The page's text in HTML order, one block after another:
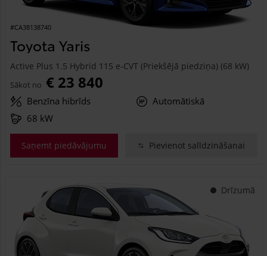
#CA38138740
Toyota Yaris
Active Plus 1.5 Hybrid 115 e-CVT (Priekšējā piedziņa) (68 kW)
Sākot no € 23 840
Benzīna hibrīds
Automātiskā
68 kW
Saņemt piedāvājumu Pievienot salīdzināšanai
Drīzumā